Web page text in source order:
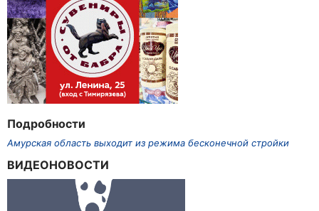
Подробности
Амурская область выходит из режима бесконечной стройки
ВИДЕОНОВОСТИ